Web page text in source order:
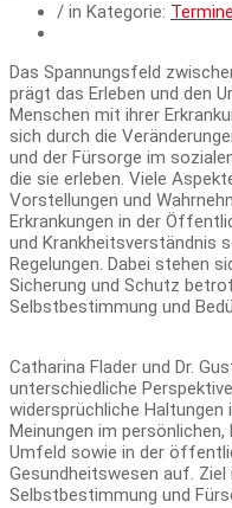
/ in Kategorie: Termine
Das Spannungsfeld
prägt das Erleben und den
Menschen mit ihrer
sich durch die
und der Fürsorge im
die sie erleben. Viele
Vorstellungen und
Erkrankungen in der
und Krankheitsverständnis
Regelungen. Dabei stehen
Sicherung und Schutz
Selbstbestimmung und
Catharina Flader und Dr.
unterschiedliche
widersprüchliche
Meinungen im
Umfeld sowie in der
Gesundheitswesen auf.
Selbstbestimmung und